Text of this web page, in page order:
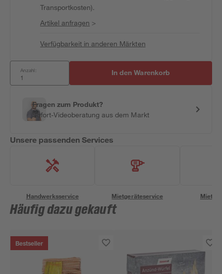
Transportkosten).
Artikel anfragen >
Verfügbarkeit in anderen Märkten
Anzahl: In den Warenkorb
Fragen zum Produkt?
Sofort-Videoberatung aus dem Markt
Unsere passenden Services
Handwerksservice Mietgeräteservice
Häufig dazu gekauft
Bestseller